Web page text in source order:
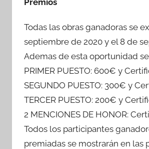
Todas las obras ganadoras se
septiembre de 2020 y el 8 de
Ademas de esta oportunidad
PRIMER PUESTO: 600€ y
SEGUNDO PUESTO: 300€ y
TERCER PUESTO: 200€ y
2 MENCIONES DE HONOR:
Todos los participantes
premiadas se mostrarán en